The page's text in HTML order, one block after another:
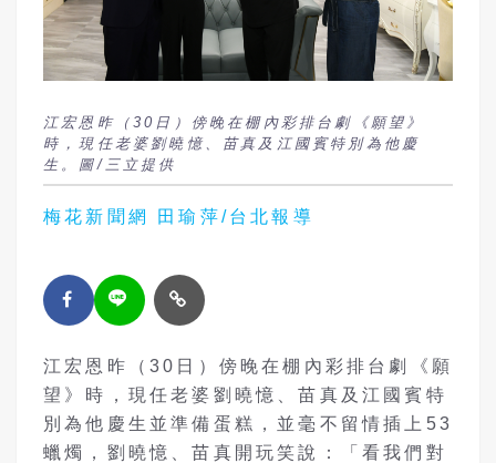
江宏恩昨（30日）傍晚在棚內彩排台劇《願望》
時，現任老婆劉曉憶、苗真及江國賓特別為他慶
生。圖/三立提供
梅花新聞網 田瑜萍/台北報導
江宏恩昨（30日）傍晚在棚內彩排台劇《願
望》時，現任老婆劉曉憶、苗真及江國賓特
別為他慶生並準備蛋糕，並毫不留情插上53
蠟燭，劉曉憶、苗真開玩笑說：「看我們對